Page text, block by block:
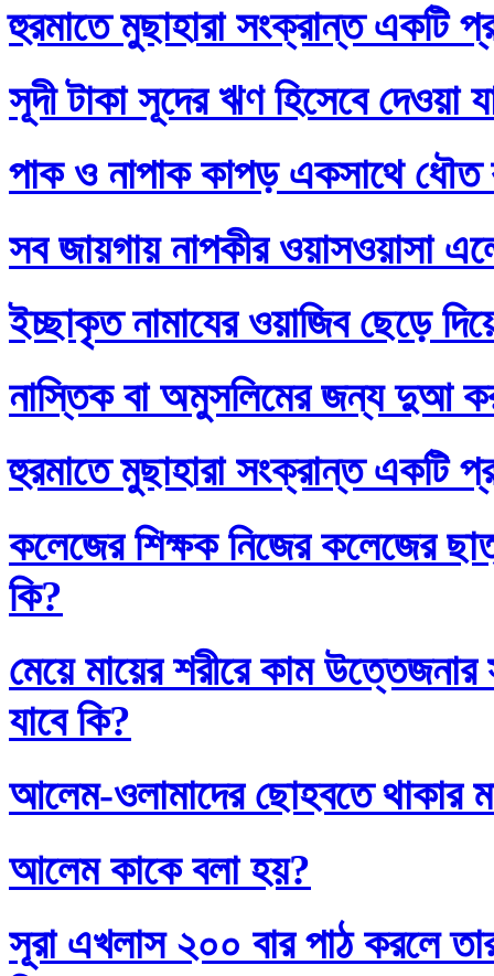
হুরমাতে মুছাহারা সংক্রান্ত একটি
সূদী টাকা সূদের ঋণ হিসেবে দেওয়া
পাক ও নাপাক কাপড় একসাথে ধৌত
সব জায়গায় নাপকীর ওয়াসওয়াসা
ইচ্ছাকৃত নামাযের ওয়াজিব ছেড়ে
নাস্তিক বা অমুসলিমের জন্য দুআ
হুরমাতে মুছাহারা সংক্রান্ত একটি
কলেজের শিক্ষক নিজের কলেজের
কি?
মেয়ে মায়ের শরীরে কাম উত্তেজনার
যাবে কি?
আলেম-ওলামাদের ছোহবতে থাকার
আলেম কাকে বলা হয়?
সূরা এখলাস ২০০ বার পাঠ করলে